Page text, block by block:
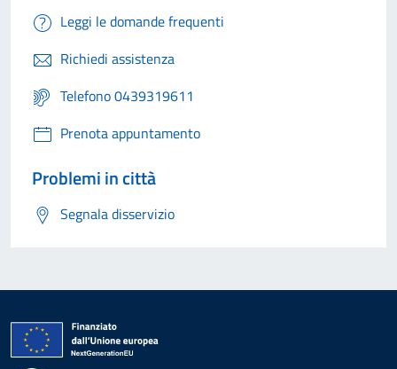
Leggi le domande frequenti
Richiedi assistenza
Telefono 0439319611
Prenota appuntamento
Problemi in città
Segnala disservizio